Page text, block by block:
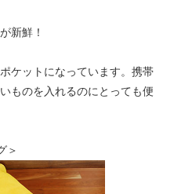
新鮮！
ケットになっています。携帯
ものを入れるのにとっても便
＞